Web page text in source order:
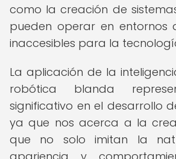
como la creación de
pueden operar en entornos
inaccesibles para la
La aplicación de la
robótica blanda
significativo en el desarrollo
ya que nos acerca a la
que no solo imitan la